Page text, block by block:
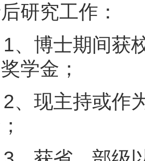
研究工作：
博士期间获
学金；
现主持或作